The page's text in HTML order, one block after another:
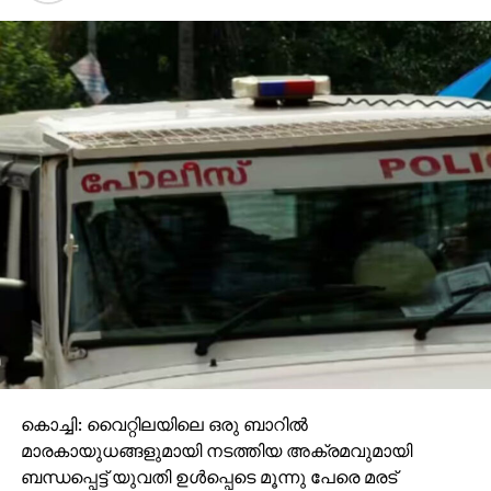
സൂചനയാണ്. രണ്ടു കേസുകളില്‍ ബി.ജെ.പിക്കാരാണ്
പ്രതികള്‍.
ഈ കണക്കുകള്‍ക്കുമുന്നില്‍ തങ്ങള്‍ക്കും
പ്രവര്‍ത്തകരെ നഷ്ടപ്പെടുന്നുണ്ടല്ലോ എന്ന ഒഴുക്കന്‍
മറുപടിയാണ് സഖാക്കള്‍ക്ക് പറയാനുള്ളത്. തങ്ങളല്ല
ഈ കൊലപാതകങ്ങളെല്ലാം നിര്‍വഹിച്ചതെന്ന്
സ്ഥാപിക്കാന്‍ ശ്രമിക്കുമ്പോഴും അകമേ അവര്‍ഒരു
സന്ദേശം പൊതുസമൂഹത്തിന് നല്‍കുന്നു: സി.പി.എം
ധാര്‍ഷ്ട്യത്തെ ഒരാളും ചോദ്യം ചെയ്യേണ്ട.
കൗതുകകരവും അതേസമയം അതീവ
ഭീതിജനകവുമാണ് ഇവ്വിഷയത്തിലെ സര്‍ക്കാരിന്റെയും
മുഖ്യമന്ത്രിയുടെയും ഇരട്ടത്താപ്പ്. ശുഹൈബ്
വധത്തിന് ശേഷം ഒന്നര മണിക്കൂര്‍ കഴിഞ്ഞാണ്
പിണറായിയുടെ പൊലീസ് സേനക്ക് കുറ്റകൃത്യത്തിന്
ഉപയോഗിച്ചവര്‍ പോയ വഴി പോലും തിരയാന്‍ സമയം
വ്യവസ്ഥിതിയുടെ പരിമിതി കിടക്കുന്നത്.
പ്രതികളെക്കുറിച്ച് ഇനിയും തെളിവു കിട്ടിയിട്ടില്ലെന്ന്
കൊച്ചി: വൈറ്റിലയിലെ ഒരു ബാറില്‍
മാരകായുധങ്ങളുമായി നടത്തിയ അക്രമവുമായി
ബന്ധപ്പെട്ട് യുവതി ഉള്‍പ്പെടെ മൂന്നു പേരെ മരട്